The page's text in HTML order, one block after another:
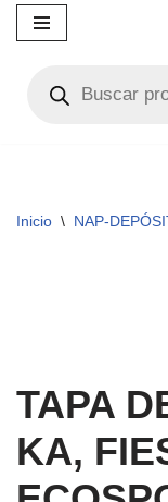
contenido
Inicio \ NAP-
TAPA
KA,